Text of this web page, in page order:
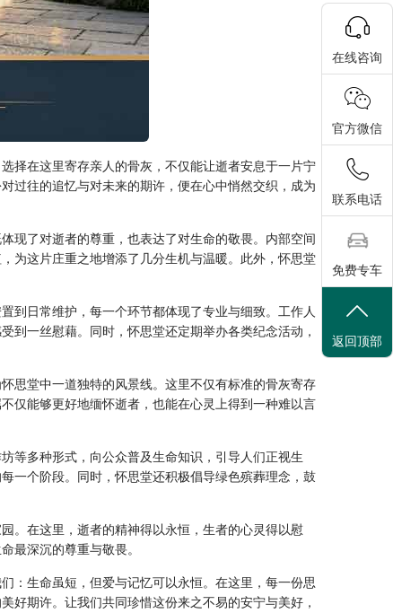
择在这里寄存亲人的骨灰，不仅能让逝者安息于一片宁
过往的追忆与对未来的期许，便在心中悄然交织，成为
现了对逝者的尊重，也表达了对生命的敬畏。内部空间
为这片庄重之地增添了几分生机与温暖。此外，怀思堂
到日常维护，每一个环节都体现了专业与细致。工作人
到一丝慰藉。同时，怀思堂还定期举办各类纪念活动，
思堂中一道独特的风景线。这里不仅有标准的骨灰寄存
仅能够更好地缅怀逝者，也能在心灵上得到一种难以言
等多种形式，向公众普及生命知识，引导人们正视生
一个阶段。同时，怀思堂还积极倡导绿色殡葬理念，鼓
。在这里，逝者的精神得以永恒，生者的心灵得以慰
最深沉的尊重与敬畏。
：生命虽短，但爱与记忆可以永恒。在这里，每一份思
好期许。让我们共同珍惜这份来之不易的安宁与美好，
在线咨询
官方微信
联系电话
免费专车
返回顶部